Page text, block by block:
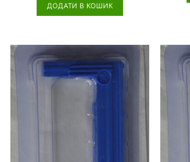
н
0
5
ДОДАТИ В КОШИК